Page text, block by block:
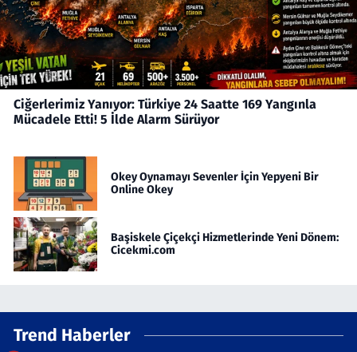
Ciğerlerimiz Yanıyor: Türkiye 24 Saatte 169 Yangınla
Mücadele Etti! 5 İlde Alarm Sürüyor
Okey Oynamayı Sevenler İçin Yepyeni Bir
Online Okey
Başiskele Çiçekçi Hizmetlerinde Yeni Dönem:
Cicekmi.com
Trend Haberler